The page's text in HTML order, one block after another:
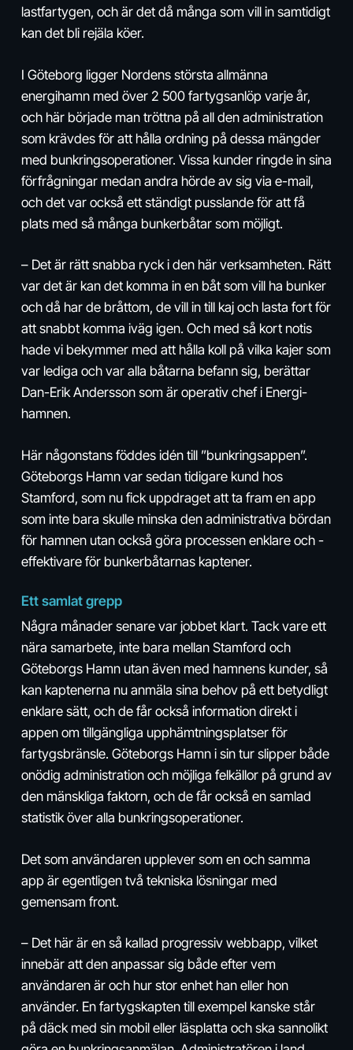
lastfartygen, och är det då många som vill in samtidigt
kan det bli rejäla köer.
I Göteborg ligger Nordens största allmänna
energihamn med över 2 500 fartygsanlöp varje år,
och här började man tröttna på all den administration
som krävdes för att hålla ordning på dessa mängder
med bunkringsopera­tioner. Vissa kunder ringde in sina
­förfrågningar medan andra hörde av sig via e-mail,
och det var också ett ständigt pusslande för att få
plats med så många bunkerbåtar som möjligt.
– Det är rätt snabba ryck i den här verksamheten. Rätt
var det är kan det komma in en båt som vill ha bunker
och då har de bråttom, de vill in till kaj och lasta fort för
att snabbt komma iväg igen. Och med så kort notis
hade vi bekymmer med att hålla koll på vilka kajer som
var lediga och var alla båtarna befann sig, berättar
Dan-Erik Andersson som är operativ chef i Energi­
hamnen.
Här någonstans föddes idén till ”bunkringsappen”.
Göteborgs Hamn var sedan tidigare kund hos
Stamford, som nu fick uppdraget att ta fram en app
som inte bara skulle minska den ­administrativa bördan
för hamnen utan också göra processen enklare och ­
effektivare för bunkerbåtarnas kaptener.
Ett samlat grepp
Några månader senare var jobbet klart. Tack vare ett
nära samarbete, inte bara mellan Stamford och
Göteborgs Hamn utan även med hamnens kunder, så
kan kaptenerna nu anmäla sina behov på ett betydligt
enklare sätt, och de får också information direkt i
appen om tillgängliga upphämtningsplatser för
fartygsbränsle. Göteborgs Hamn i sin tur slipper både
onödig administration och möjliga felkällor på grund av
den mänskliga faktorn, och de får också en samlad
statistik över alla bunkringsoperationer.
Det som användaren upplever som en och samma
app är egentligen två tekniska lösningar med
gemensam front.
– Det här är en så kallad progressiv webbapp, vilket
innebär att den anpassar sig både efter vem
användaren är och hur stor enhet han eller hon
använder. En fartygskapten till exempel kanske står
på däck med sin mobil eller läsplatta och ska sannolikt